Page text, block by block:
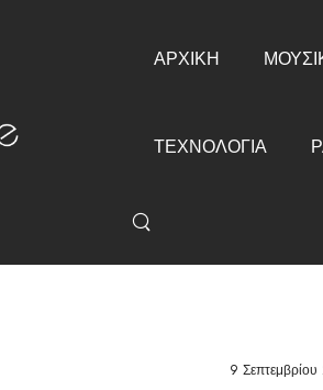
ΑΡΧΙΚΗ
ΤΕΧΝΟΛΟΓΙΑ
9